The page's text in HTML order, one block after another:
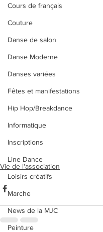
Cours de français
Couture
Danse de salon
Danse Moderne
Danses variées
Fêtes et manifestations
Hip Hop/Breakdance
Informatique
Inscriptions
Line Dance
Loisirs créatifs
Marche
News de la MJC
Peinture
Vie de l'association